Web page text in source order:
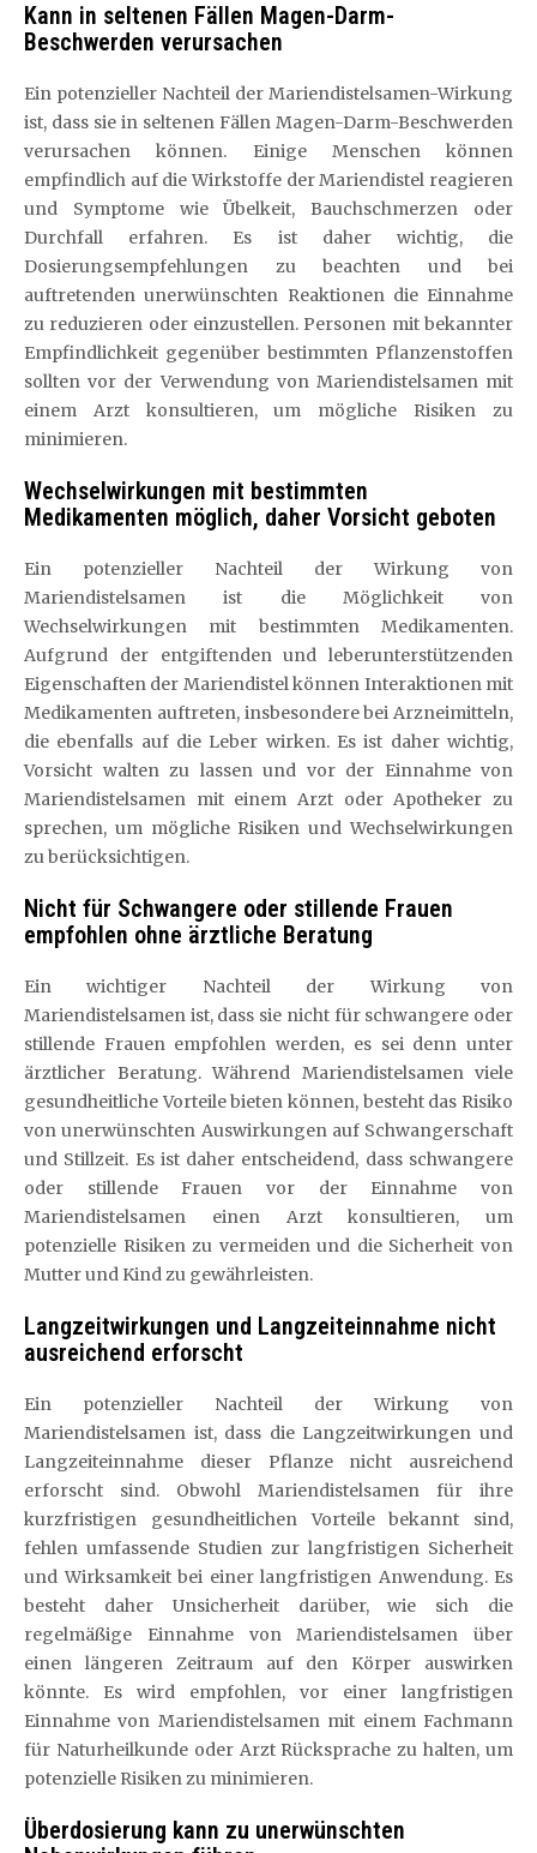
Kann in seltenen Fällen Magen-Darm-
Beschwerden verursachen
Ein potenzieller Nachteil der Mariendistelsamen-Wirkung
ist, dass sie in seltenen Fällen Magen-Darm-Beschwerden
verursachen können. Einige Menschen können
empfindlich auf die Wirkstoffe der Mariendistel reagieren
und Symptome wie Übelkeit, Bauchschmerzen oder
Durchfall erfahren. Es ist daher wichtig, die
Dosierungsempfehlungen zu beachten und bei
auftretenden unerwünschten Reaktionen die Einnahme
zu reduzieren oder einzustellen. Personen mit bekannter
Empfindlichkeit gegenüber bestimmten Pflanzenstoffen
sollten vor der Verwendung von Mariendistelsamen mit
einem Arzt konsultieren, um mögliche Risiken zu
minimieren.
Wechselwirkungen mit bestimmten
Medikamenten möglich, daher Vorsicht geboten
Ein potenzieller Nachteil der Wirkung von
Mariendistelsamen ist die Möglichkeit von
Wechselwirkungen mit bestimmten Medikamenten.
Aufgrund der entgiftenden und leberunterstützenden
Eigenschaften der Mariendistel können Interaktionen mit
Medikamenten auftreten, insbesondere bei Arzneimitteln,
die ebenfalls auf die Leber wirken. Es ist daher wichtig,
Vorsicht walten zu lassen und vor der Einnahme von
Mariendistelsamen mit einem Arzt oder Apotheker zu
sprechen, um mögliche Risiken und Wechselwirkungen
zu berücksichtigen.
Nicht für Schwangere oder stillende Frauen
empfohlen ohne ärztliche Beratung
Ein wichtiger Nachteil der Wirkung von
Mariendistelsamen ist, dass sie nicht für schwangere oder
stillende Frauen empfohlen werden, es sei denn unter
ärztlicher Beratung. Während Mariendistelsamen viele
gesundheitliche Vorteile bieten können, besteht das Risiko
von unerwünschten Auswirkungen auf Schwangerschaft
und Stillzeit. Es ist daher entscheidend, dass schwangere
oder stillende Frauen vor der Einnahme von
Mariendistelsamen einen Arzt konsultieren, um
potenzielle Risiken zu vermeiden und die Sicherheit von
Mutter und Kind zu gewährleisten.
Langzeitwirkungen und Langzeiteinnahme nicht
ausreichend erforscht
Ein potenzieller Nachteil der Wirkung von
Mariendistelsamen ist, dass die Langzeitwirkungen und
Langzeiteinnahme dieser Pflanze nicht ausreichend
erforscht sind. Obwohl Mariendistelsamen für ihre
kurzfristigen gesundheitlichen Vorteile bekannt sind,
fehlen umfassende Studien zur langfristigen Sicherheit
und Wirksamkeit bei einer langfristigen Anwendung. Es
besteht daher Unsicherheit darüber, wie sich die
regelmäßige Einnahme von Mariendistelsamen über
einen längeren Zeitraum auf den Körper auswirken
könnte. Es wird empfohlen, vor einer langfristigen
Einnahme von Mariendistelsamen mit einem Fachmann
für Naturheilkunde oder Arzt Rücksprache zu halten, um
potenzielle Risiken zu minimieren.
Überdosierung kann zu unerwünschten